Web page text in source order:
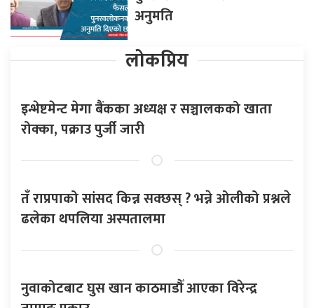
अनुमति
लोकप्रिय
इन्भेष्टमेन्ट मेगा बैंकका अध्यक्ष र सञ्चालकको खाता
रोक्का, पक्राउ पुर्जी जारी
तँ राप्रपाको सांसद किन्न सक्छस् ? भन्ने ओलीको प्रश्नले
ढलेका थपलिया अस्पतालमा
नुवाकोटबाट घुस खान काठमाडौँ आएका विरेन्द्र